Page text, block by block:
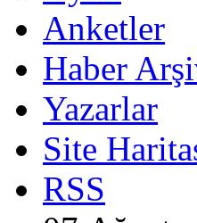
Anketler
Haber
Yazarlar
Site
RSS